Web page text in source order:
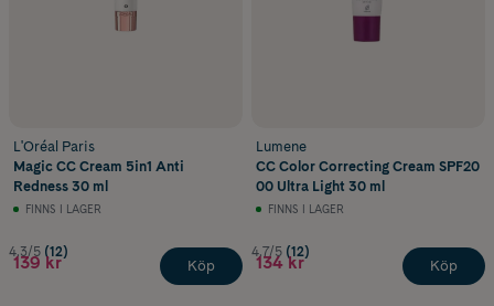
L'Oréal Paris
Magic CC Cream 5in1 Anti
Redness 30 ml
FINNS I LAGER
4.3/5 (12)
139 kr Köp
Lumene
CC Color Correcting Cream SPF20
00 Ultra Light 30 ml
FINNS I LAGER
4.7/5 (12)
134 kr Köp